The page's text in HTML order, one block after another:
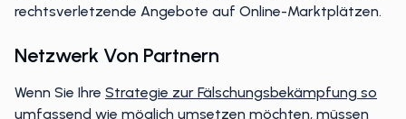
716.645 Follower, 14.143 rechtsverletzende URLs und 7.138
rechtsverletzende Angebote auf Online-Marktplätzen.
Netzwerk Von Partnern
Wenn Sie Ihre
Strategie zur Fälschungsbekämpfung so